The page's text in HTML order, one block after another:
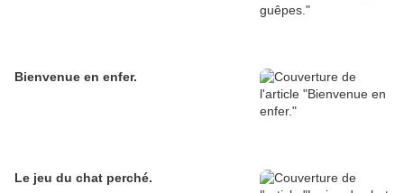
Bienvenue en enfer.
Le jeu du chat perché.